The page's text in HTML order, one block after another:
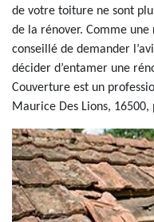
de votre toiture ne sont
de la rénover. Comme
conseillé de demander
décider d’entamer une
Couverture est un
Maurice Des Lions,